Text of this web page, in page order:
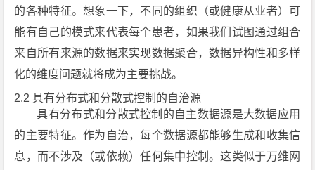
的各种特征。想象一下，不同的组织（或健康从业者）可
能有自己的模式来代表每个患者，如果我们试图通过组合
来自所有来源的数据来实现数据聚合，数据异构性和多样
化的维度问题就将成为主要挑战。
2.2 具有分布式和分散式控制的自治源
具有分布式和分散式控制的自主数据源是大数据应用
的主要特征。作为自治，每个数据源都能够生成和收集信
息，而不涉及（或依赖）任何集中控制。这类似于万维网